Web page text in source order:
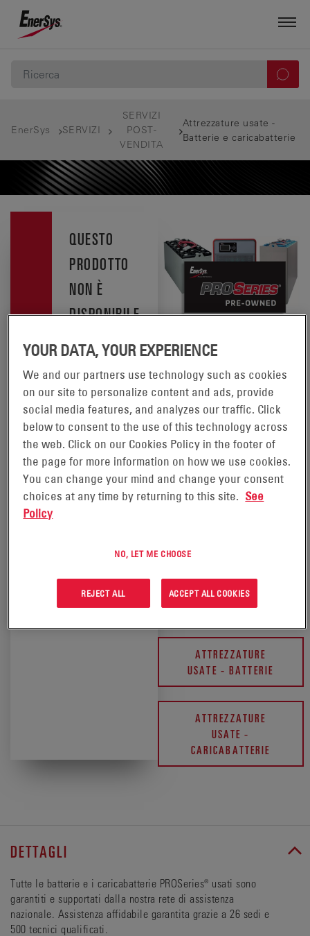
EnerSys SERVIZI
SERVIZI
POST-
VENDITA
Attrezzature usate -
Batterie e caricabatterie
QUESTO
PRODOTTO
NON È
DISPONIBILE
ZONA
Questo
prodotto è
disponibile
nelle seguenti
zone:
Nord e
America
ATTREZZATURE
USATE -
BATTERIE E
CARICABATTERIE
PROSeries® di EnerSys
tutte le esigenze dei nostri
clienti e qualsiasi budget.
ATTREZZATURE
USATE - BATTERIE
ATTREZZATURE
USATE -
CARICABATTERIE
DETTAGLI
Tutte le batterie e i caricabatterie PROSeries® usati sono
garantiti e supportati dalla nostra rete di assistenza
nazionale. Assistenza affidabile garantita grazie a 26 sedi e
500 tecnici qualificati.
YOUR DATA, YOUR EXPERIENCE
We and our partners use technology such as cookies
on our site to personalize content and ads, provide
social media features, and analyzes our traffic. Click
below to consent to the use of this technology across
the web. Click on our Cookies Policy in the footer of
the page for more information on how we use cookies.
You can change your mind and change your consent
choices at any time by returning to this site. See
Policy
NO, LET ME CHOOSE
REJECT ALL ACCEPT ALL COOKIES